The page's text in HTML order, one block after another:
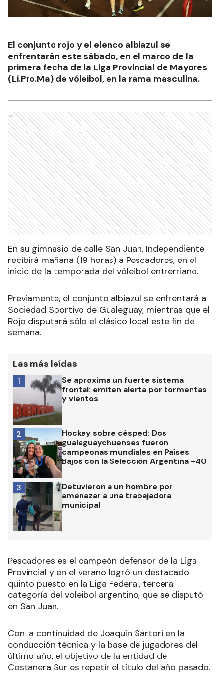
El conjunto rojo y el elenco albiazul se
enfrentarán este sábado, en el marco de la
primera fecha de la Liga Provincial de Mayores
(Li.Pro.Ma) de vóleibol, en la rama masculina.
Ads
En su gimnasio de calle San Juan, Independiente
recibirá mañana (19 horas) a Pescadores, en el
inicio de la temporada del vóleibol entrerriano.
Previamente, el conjunto albiazul se enfrentará a
Sociedad Sportivo de Gualeguay, mientras que el
Rojo disputará sólo el clásico local este fin de
semana.
Las más leídas
Se aproxima un fuerte sistema
frontal: emiten alerta por tormentas
y vientos
1
Hockey sobre césped: Dos
gualeguaychuenses fueron
campeonas mundiales en Países
Bajos con la Selección Argentina +40
2
Detuvieron a un hombre por
amenazar a una trabajadora
municipal
3
Pescadores es el campeón defensor de la Liga
Provincial y en el verano logró un destacado
quinto puesto en la Liga Federal, tercera
categoría del voleibol argentino, que se disputó
en San Juan.
Con la continuidad de Joaquín Sartori en la
conducción técnica y la base de jugadores del
último año, el objetivo de la entidad de
Costanera Sur es repetir el título del año pasado.